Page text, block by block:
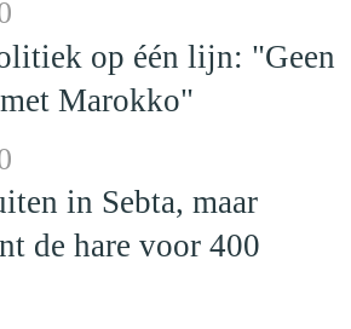
op één lijn: "Geen
Marokko"
in Sebta, maar
de hare voor 400